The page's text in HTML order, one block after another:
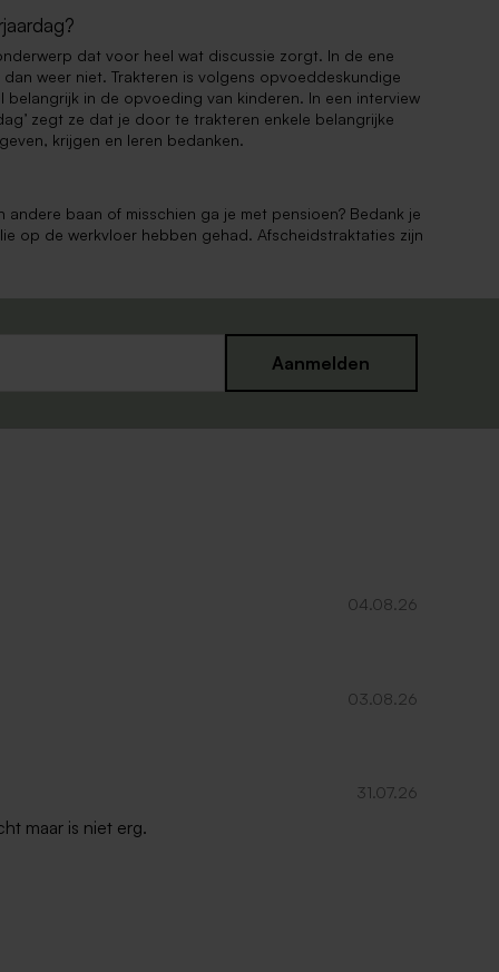
dat voor heel wat discussie zorgt. In de ene
weer niet. Trakteren is volgens opvoeddeskundige
belangrijk in de opvoeding van kinderen. In een interview
zegt ze dat je door te trakteren enkele belangrijke
krijgen en leren bedanken.
baan of misschien ga je met pensioen? Bedank je
op de werkvloer hebben gehad. Afscheidstraktaties zijn
Aanmelden
04.08.26
03.08.26
31.07.26
maar is niet erg.